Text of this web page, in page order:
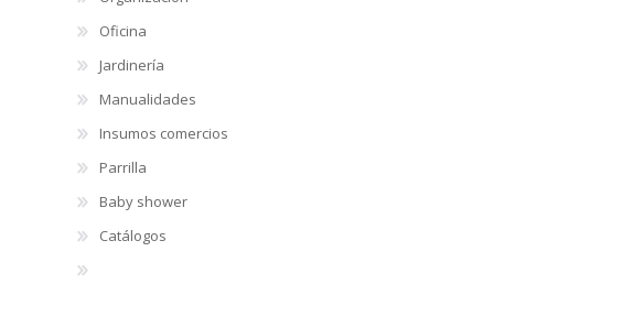
Oficina
Jardinería
Manualidades
Insumos comercios
Parrilla
Baby shower
Catálogos